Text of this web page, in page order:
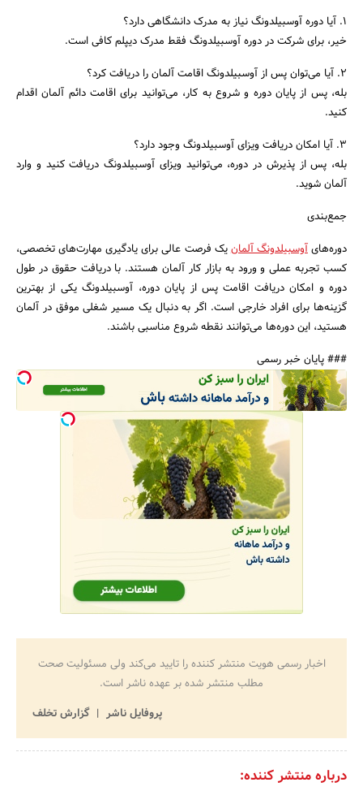
1. آیا دوره آوسبیلدونگ نیاز به مدرک دانشگاهی دارد؟
خیر، برای شرکت در دوره آوسبیلدونگ فقط مدرک دیپلم کافی است.
2. آیا می‌توان پس از آوسبیلدونگ اقامت آلمان را دریافت کرد؟
بله، پس از پایان دوره و شروع به کار، می‌توانید برای اقامت دائم آلمان اقدام
کنید.
3. آیا امکان دریافت ویزای آوسبیلدونگ وجود دارد؟
بله، پس از پذیرش در دوره، می‌توانید ویزای آوسبیلدونگ دریافت کنید و وارد
آلمان شوید.
جمع‌بندی
دوره‌هایآوسبیلدونگ آلمانیک فرصت عالی برای یادگیری مهارت‌های تخصصی،
کسب تجربه عملی و ورود به بازار کار آلمان هستند. با دریافت حقوق در طول
دوره و امکان دریافت اقامت پس از پایان دوره، آوسبیلدونگ یکی از بهترین
گزینه‌ها برای افراد خارجی است. اگر به دنبال یک مسیر شغلی موفق در آلمان
هستید، این دوره‌ها می‌توانند نقطه شروع مناسبی باشند.
### پایان خبر رسمی
اخبار رسمی هویت منتشر کننده را تایید می‌کند ولی مسئولیت صحت
مطلب منتشر شده بر عهده ناشر است.
پروفایل ناشر
گزارش تخلف
درباره منتشر کننده: